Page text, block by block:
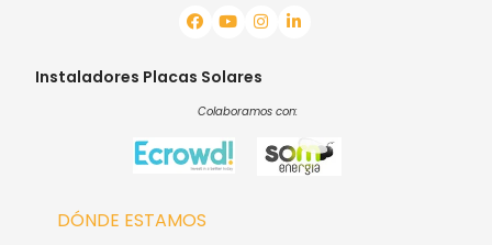
Instaladores Placas Solares
Colaboramos con:
DÓNDE ESTAMOS